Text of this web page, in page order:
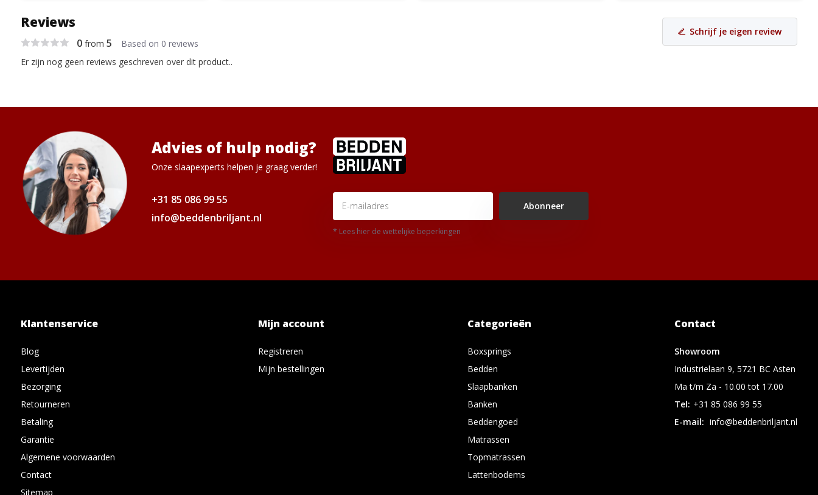
Reviews
0from 5 Based on 0 reviews
Schrijf je eigen review
Er zijn nog geen reviews geschreven over dit product..
Advies of hulp nodig?
Onze slaapexperts helpen je graag verder!
+31 85 086 99 55
info@beddenbriljant.nl
Abonneer
* Lees hier de wettelijke beperkingen
Klantenservice
Blog
Levertijden
Bezorging
Retourneren
Betaling
Garantie
Algemene voorwaarden
Contact
Sitemap
Mijn account
Registreren
Mijn bestellingen
Categorieën
Boxsprings
Bedden
Slaapbanken
Banken
Beddengoed
Matrassen
Topmatrassen
Lattenbodems
Contact
Showroom
Industrielaan 9, 5721 BC Asten
Ma t/m Za - 10.00 tot 17.00
Tel: +31 85 086 99 55
E-mail: info@beddenbriljant.nl